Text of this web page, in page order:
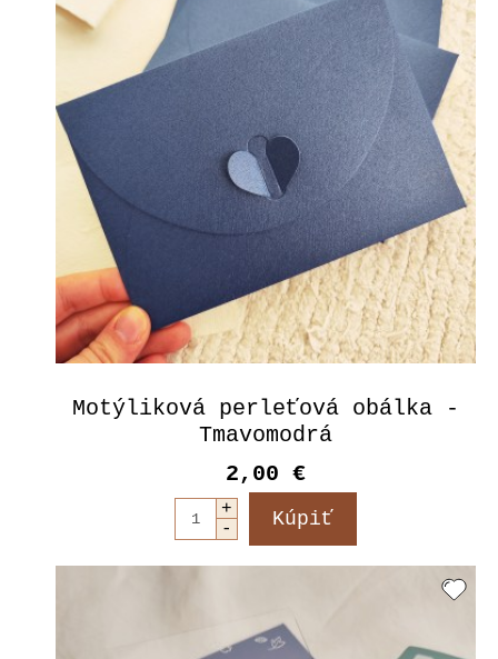
Motýliková perleťová obálka -
Tmavomodrá
2,00 €